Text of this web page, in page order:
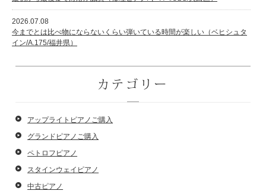
2026.07.08
今までとは比べ物にならないくらい弾いている時間が楽しい（ベヒシュタ
イン/A.175/福井県）
カテゴリー
アップライトピアノご購入
グランドピアノご購入
ペトロフピアノ
スタインウェイピアノ
中古ピアノ